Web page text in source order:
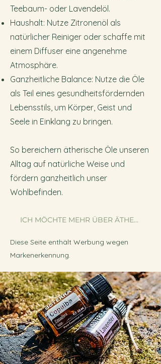
Teebaum- oder Lavendelöl.
Haushalt: Nutze Zitronenöl als
natürlicher Reiniger oder schaffe mit
einem Diffuser eine angenehme
Atmosphäre.
Ganzheitliche Balance: Nutze die Öle
als Teil eines gesundheitsfördernden
Lebensstils, um Körper, Geist und
Seele in Einklang zu bringen.
So bereichern ätherische Öle unseren
Alltag auf natürliche Weise und
fördern ganzheitlich unser
Wohlbefinden.
ICH MÖCHTE MEHR ÜBER ÄTHERISCHE ÖLE ERFAHREN!
Diese Seite enthält Werbung wegen
Markenerkennung.